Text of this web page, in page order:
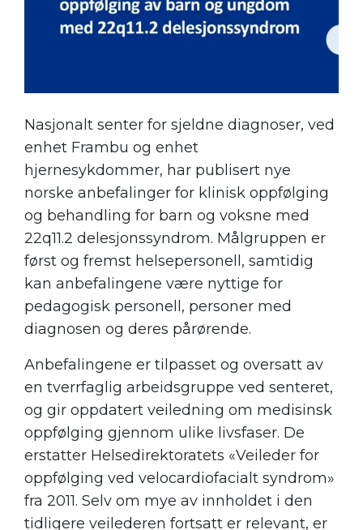
Nasjonalt senter for sjeldne diagnoser, ved
enhet Frambu og enhet
hjernesykdommer, har publisert nye
norske anbefalinger for klinisk oppfølging
og behandling for barn og voksne med
22q11.2 delesjonssyndrom. Målgruppen er
først og fremst helsepersonell, samtidig
kan anbefalingene være nyttige for
pedagogisk personell, personer med
diagnosen og deres pårørende.
Anbefalingene er tilpasset og oversatt av
en tverrfaglig arbeidsgruppe ved senteret,
og gir oppdatert veiledning om medisinsk
oppfølging gjennom ulike livsfaser. De
erstatter Helsedirektoratets «Veileder for
oppfølging ved velocardiofacialt syndrom»
fra 2011. Selv om mye av innholdet i den
tidligere veilederen fortsatt er relevant, er